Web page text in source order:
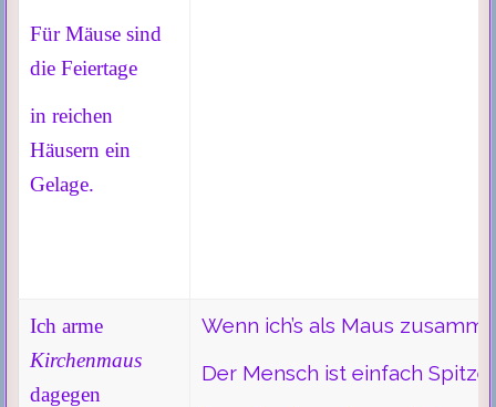
Für Mäuse sind
die Feiertage
in reichen
Häusern ein
Gelage.
Ich arme
Kirchenmaus
dagegen
Wenn ich’s als Maus
Der Mensch ist einfach